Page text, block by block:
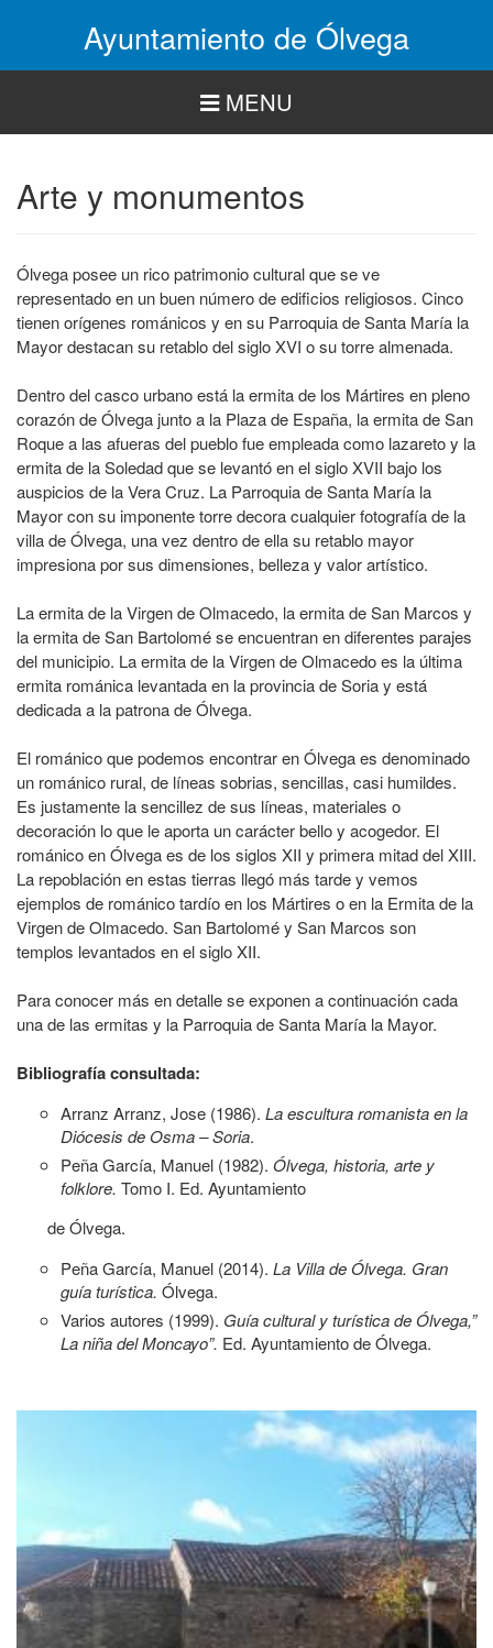
Ayuntamiento de Ólvega
MENU
Arte y monumentos
Ólvega posee un rico patrimonio cultural que se ve
representado en un buen número de edificios religiosos. Cinco
tienen orígenes románicos y en su Parroquia de Santa María la
Mayor destacan su retablo del siglo XVI o su torre almenada.
Dentro del casco urbano está la ermita de los Mártires en pleno
corazón de Ólvega junto a la Plaza de España, la ermita de San
Roque a las afueras del pueblo fue empleada como lazareto y la
ermita de la Soledad que se levantó en el siglo XVII bajo los
auspicios de la Vera Cruz. La Parroquia de Santa María la
Mayor con su imponente torre decora cualquier fotografía de la
villa de Ólvega, una vez dentro de ella su retablo mayor
impresiona por sus dimensiones, belleza y valor artístico.
La ermita de la Virgen de Olmacedo, la ermita de San Marcos y
la ermita de San Bartolomé se encuentran en diferentes parajes
del municipio. La ermita de la Virgen de Olmacedo es la última
ermita románica levantada en la provincia de Soria y está
dedicada a la patrona de Ólvega.
El románico que podemos encontrar en Ólvega es denominado
un románico rural, de líneas sobrias, sencillas, casi humildes.
Es justamente la sencillez de sus líneas, materiales o
decoración lo que le aporta un carácter bello y acogedor. El
románico en Ólvega es de los siglos XII y primera mitad del XIII.
La repoblación en estas tierras llegó más tarde y vemos
ejemplos de románico tardío en los Mártires o en la Ermita de la
Virgen de Olmacedo. San Bartolomé y San Marcos son
templos levantados en el siglo XII.
Para conocer más en detalle se exponen a continuación cada
una de las ermitas y la Parroquia de Santa María la Mayor.
Bibliografía consultada:
Arranz Arranz, Jose (1986). La escultura romanista en la
Diócesis de Osma – Soria.
Peña García, Manuel (1982). Ólvega, historia, arte y
folklore. Tomo I. Ed. Ayuntamiento
de Ólvega.
Peña García, Manuel (2014). La Villa de Ólvega. Gran
guía turística. Ólvega.
Varios autores (1999). Guía cultural y turística de Ólvega,”
La niña del Moncayo”. Ed. Ayuntamiento de Ólvega.